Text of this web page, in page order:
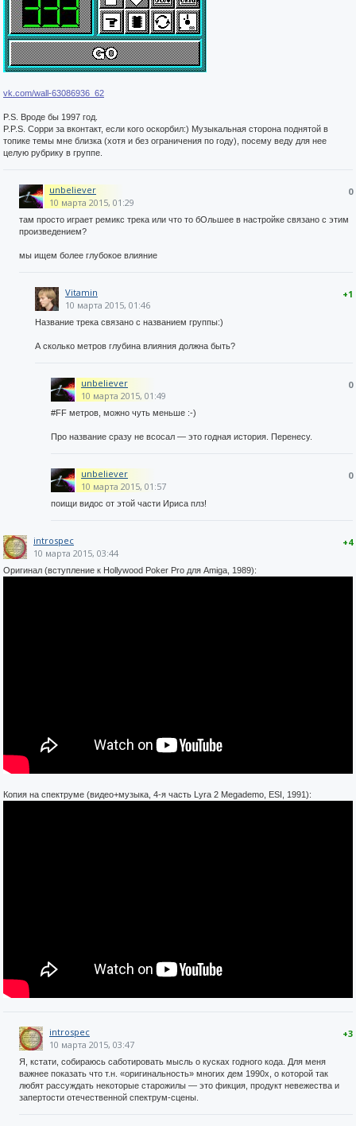
vk.com/wall-63086936_62
P.S. Вроде бы 1997 год.
P.P.S. Сорри за вконтакт, если кого оскорбил:) Музыкальная сторона поднятой в
топике темы мне близка (хотя и без ограничения по году), посему веду для нее
целую рубрику в группе.
0
unbeliever
10 марта 2015, 01:29
там просто играет ремикс трека или что то бОльшее в настройке связано с этим
произведением?
мы ищем более глубокое влияние
+1
Vitamin
10 марта 2015, 01:46
Название трека связано с названием группы:)
А сколько метров глубина влияния должна быть?
0
unbeliever
10 марта 2015, 01:49
#FF метров, можно чуть меньше :-)
Про название сразу не всосал — это годная история. Перенесу.
0
unbeliever
10 марта 2015, 01:57
поищи видос от этой части Ириса плз!
+4
introspec
10 марта 2015, 03:44
Оригинал (вступление к Hollywood Poker Pro для Amiga, 1989):
Копия на спектруме (видео+музыка, 4-я часть Lyra 2 Megademo, ESI, 1991):
+3
introspec
10 марта 2015, 03:47
Я, кстати, собираюсь саботировать мысль о кусках годного кода. Для меня
важнее показать что т.н. «оригинальность» многих дем 1990х, о которой так
любят рассуждать некоторые старожилы — это фикция, продукт невежества и
запертости отечественной спектрум-сцены.